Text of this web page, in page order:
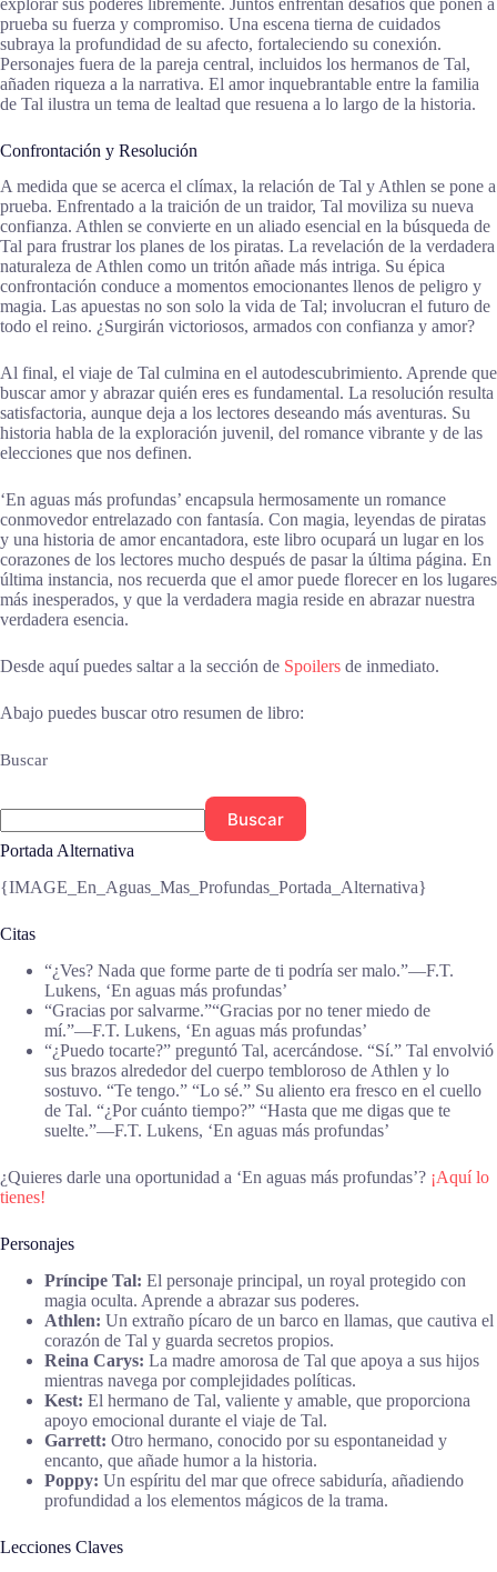
prueba su fuerza y compromiso. Una escena tierna de cuidados
subraya la profundidad de su afecto, fortaleciendo su conexión.
Personajes fuera de la pareja central, incluidos los hermanos de Tal,
añaden riqueza a la narrativa. El amor inquebrantable entre la familia
de Tal ilustra un tema de lealtad que resuena a lo largo de la historia.
Confrontación y Resolución
A medida que se acerca el clímax, la relación de Tal y Athlen se pone a
prueba. Enfrentado a la traición de un traidor, Tal moviliza su nueva
confianza. Athlen se convierte en un aliado esencial en la búsqueda de
Tal para frustrar los planes de los piratas. La revelación de la verdadera
naturaleza de Athlen como un tritón añade más intriga. Su épica
confrontación conduce a momentos emocionantes llenos de peligro y
magia. Las apuestas no son solo la vida de Tal; involucran el futuro de
todo el reino. ¿Surgirán victoriosos, armados con confianza y amor?
Al final, el viaje de Tal culmina en el autodescubrimiento. Aprende que
buscar amor y abrazar quién eres es fundamental. La resolución resulta
satisfactoria, aunque deja a los lectores deseando más aventuras. Su
historia habla de la exploración juvenil, del romance vibrante y de las
elecciones que nos definen.
‘En aguas más profundas’ encapsula hermosamente un romance
conmovedor entrelazado con fantasía. Con magia, leyendas de piratas
y una historia de amor encantadora, este libro ocupará un lugar en los
corazones de los lectores mucho después de pasar la última página. En
última instancia, nos recuerda que el amor puede florecer en los lugares
más inesperados, y que la verdadera magia reside en abrazar nuestra
verdadera esencia.
Desde aquí puedes saltar a la sección de Spoilers de inmediato.
Abajo puedes buscar otro resumen de libro:
Buscar
Buscar
Portada Alternativa
{IMAGE_En_Aguas_Mas_Profundas_Portada_Alternativa}
Citas
“¿Ves? Nada que forme parte de ti podría ser malo.”―F.T.
Lukens, ‘En aguas más profundas’
“Gracias por salvarme.”“Gracias por no tener miedo de
mí.”―F.T. Lukens, ‘En aguas más profundas’
“¿Puedo tocarte?” preguntó Tal, acercándose. “Sí.” Tal envolvió
sus brazos alrededor del cuerpo tembloroso de Athlen y lo
sostuvo. “Te tengo.” “Lo sé.” Su aliento era fresco en el cuello
de Tal. “¿Por cuánto tiempo?” “Hasta que me digas que te
suelte.”―F.T. Lukens, ‘En aguas más profundas’
¿Quieres darle una oportunidad a ‘En aguas más profundas’? ¡Aquí lo
tienes!
Personajes
Príncipe Tal: El personaje principal, un royal protegido con
magia oculta. Aprende a abrazar sus poderes.
Athlen: Un extraño pícaro de un barco en llamas, que cautiva el
corazón de Tal y guarda secretos propios.
Reina Carys: La madre amorosa de Tal que apoya a sus hijos
mientras navega por complejidades políticas.
Kest: El hermano de Tal, valiente y amable, que proporciona
apoyo emocional durante el viaje de Tal.
Garrett: Otro hermano, conocido por su espontaneidad y
encanto, que añade humor a la historia.
Poppy: Un espíritu del mar que ofrece sabiduría, añadiendo
profundidad a los elementos mágicos de la trama.
Lecciones Claves